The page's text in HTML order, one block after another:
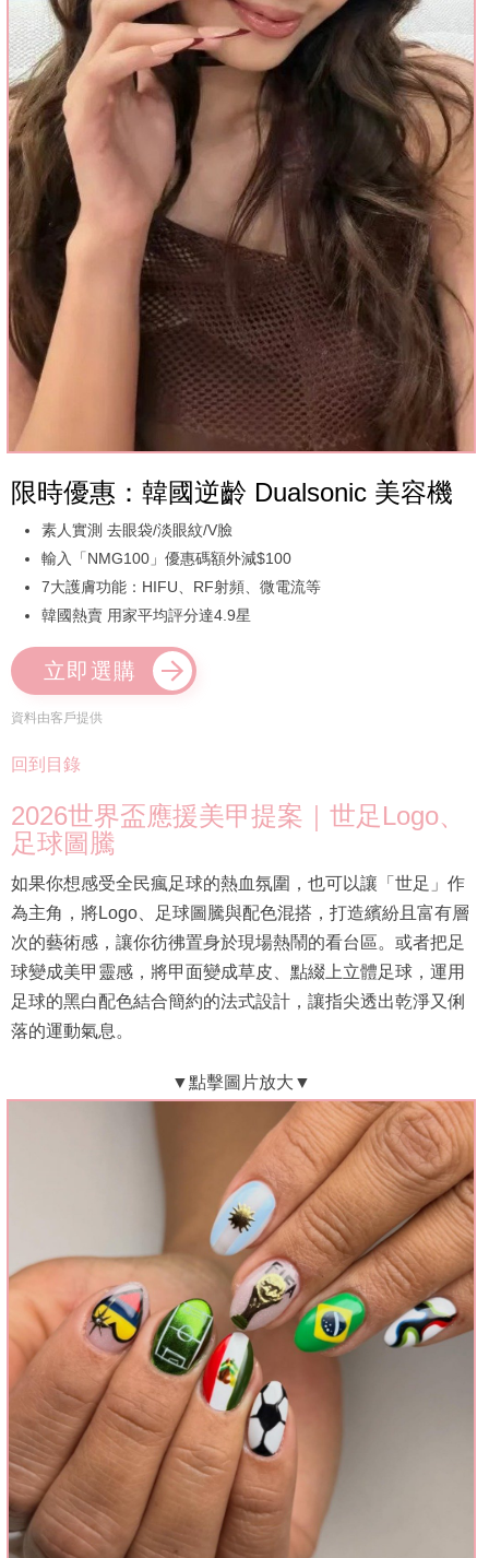
限時優惠：韓國逆齡 Dualsonic 美容機
素人實測 去眼袋/淡眼紋/V臉
輸入「NMG100」優惠碼額外減$100
7大護膚功能：HIFU、RF射頻、微電流等
韓國熱賣 用家平均評分達4.9星
立即選購
資料由客戶提供
回到目錄
2026世界盃應援美甲提案｜世足Logo、
足球圖騰
如果你想感受全民瘋足球的熱血氛圍，也可以讓「世足」作
為主角，將Logo、足球圖騰與配色混搭，打造繽紛且富有層
次的藝術感，讓你彷彿置身於現場熱鬧的看台區。或者把足
球變成美甲靈感，將甲面變成草皮、點綴上立體足球，運用
足球的黑白配色結合簡約的法式設計，讓指尖透出乾淨又俐
落的運動氣息。